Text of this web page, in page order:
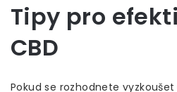
Tipy pro
CBD
Pokud se rozhodnete vyzkoušet